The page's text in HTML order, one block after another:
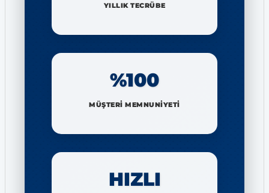
YILLIK TECRÜBE
%100
MÜŞTERİ MEMNUNİYETİ
HIZLI